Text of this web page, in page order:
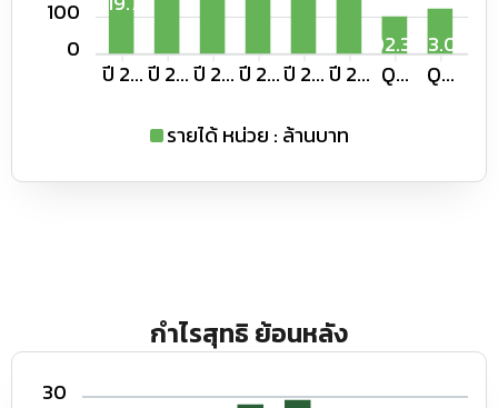
รายได้ หน่วย : ล้านบาท
ปี 2...ปี 2...ปี 2...ปี 2...ปี 2... ปี 2... Q... Q...
102.39 123.08
100
0
กำไรสุทธิ ย้อนหลัง
30